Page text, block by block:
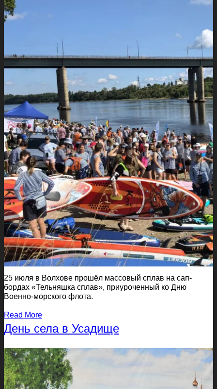
25 июля в Волхове прошёл массовый сплав на сап-
бордах «Тельняшка сплав», приуроченный ко Дню
Военно-морского флота.
Read More
День села в Усадище